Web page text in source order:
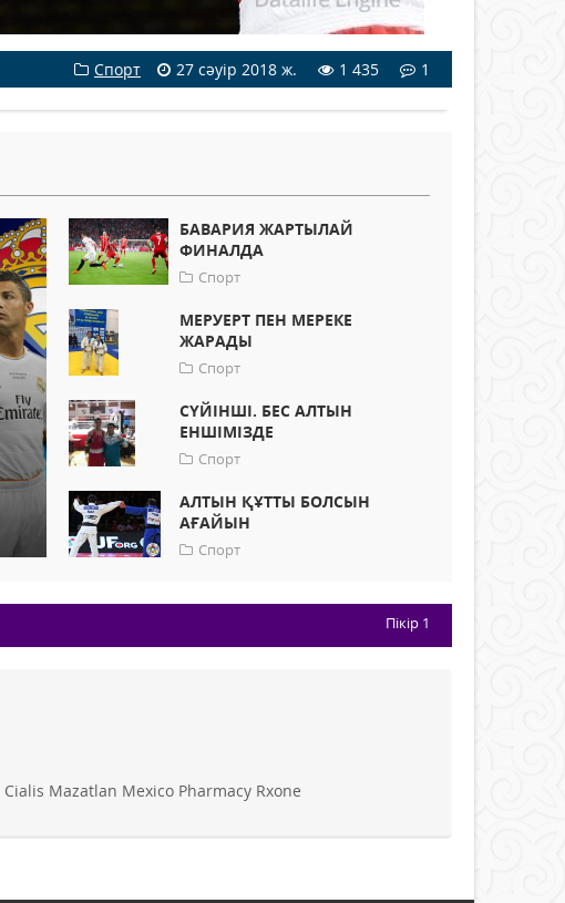
Спорт 27 сәуір 2018 ж. 1 435 1
БАВАРИЯ ЖАРТЫЛАЙ
ФИНАЛДА
Спорт
МЕРУЕРТ ПЕН МЕРЕКЕ
ЖАРАДЫ
Спорт
СҮЙІНШІ. БЕС АЛТЫН
ЕНШІМІЗДЕ
Спорт
АЛТЫН ҚҰТТЫ БОЛСЫН
АҒАЙЫН
Спорт
Пікір 1
Cialis Mazatlan Mexico Pharmacy Rxone